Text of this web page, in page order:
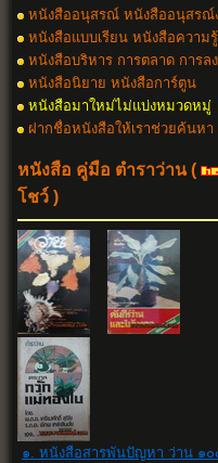
หนังสืออนุสรณ์ หนังสืออนุสรณ์
หนังสือแบบเรียน หนังสือความ
หนังสือบริหาร การตลาด การล
หนังสือนิยาย หนังสือการ์ตูน
หนังสือมาใหม่ไม่แบ่งหมวดหมู่
ฝากชื่อหนังสือให้เราช่วยค้นหา
หนังสือ คู่มือ ตำราว่าน(
โชว์ )
๑. หนังสือสารพันปัญหา ว่าน ๑